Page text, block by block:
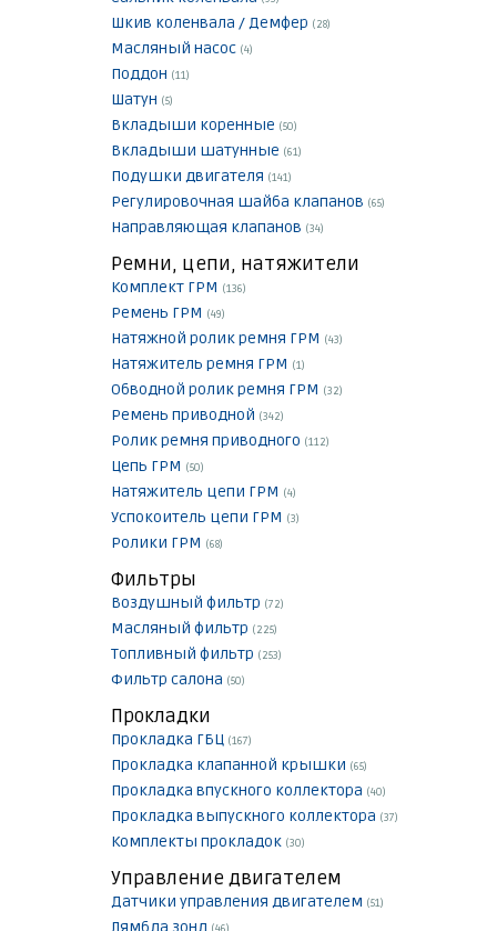
Шкив коленвала / Демфер (28)
Масляный насос (4)
Поддон (11)
Шатун (5)
Вкладыши коренные (50)
Вкладыши шатунные (61)
Подушки двигателя (141)
Регулировочная шайба клапанов (65)
Направляющая клапанов (34)
Ремни, цепи, натяжители
Комплект ГРМ (136)
Ремень ГРМ (49)
Натяжной ролик ремня ГРМ (43)
Натяжитель ремня ГРМ (1)
Обводной ролик ремня ГРМ (32)
Ремень приводной (342)
Ролик ремня приводного (112)
Цепь ГРМ (50)
Натяжитель цепи ГРМ (4)
Успокоитель цепи ГРМ (3)
Ролики ГРМ (68)
Фильтры
Воздушный фильтр (72)
Масляный фильтр (225)
Топливный фильтр (253)
Фильтр салона (50)
Прокладки
Прокладка ГБЦ (167)
Прокладка клапанной крышки (65)
Прокладка впускного коллектора (40)
Прокладка выпускного коллектора (37)
Комплекты прокладок (30)
Управление двигателем
Датчики управления двигателем (51)
Лямбда зонд